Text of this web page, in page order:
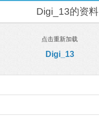
Digi_13的资料
点击重新加载
Digi_13